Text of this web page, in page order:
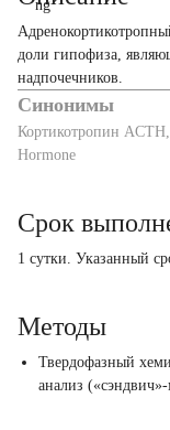
доли гипофиза,
надпочечников.
Синонимы
Кортикотропин
Hormone
Срок
1 сутки. Указанный
Методы
Твердофазный
анализ